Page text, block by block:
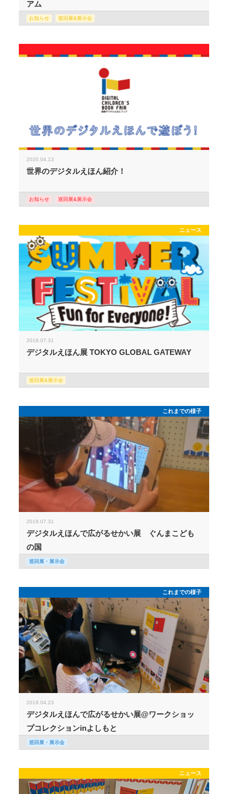
アム
お知らせ 巡回展&展示会
2020.04.13
世界のデジタルえほん紹介！
お知らせ 巡回展&展示会
ニュース
2019.07.31
デジタルえほん展 TOKYO GLOBAL GATEWAY
巡回展&展示会
これまでの様子
2019.07.31
デジタルえほんで広がるせかい展 ぐんまこども
の国
巡回展・展示会
これまでの様子
2019.04.23
デジタルえほんで広がるせかい展@ワークショッ
プコレクションinよしもと
巡回展・展示会
ニュース